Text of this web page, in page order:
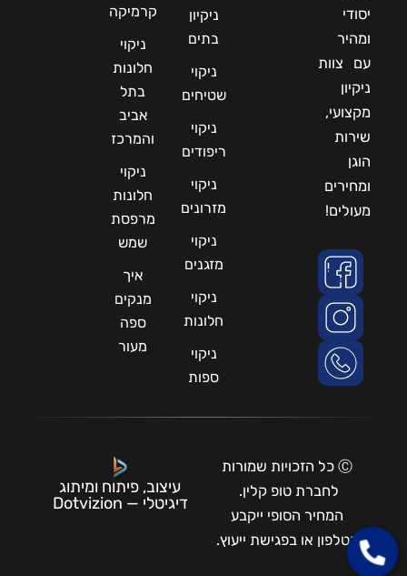
יסודי
ומהיר
עם צוות
ניקיון
מקצועי,
שירות
הוגן
ומחירים
מעולים!
ניקיון
בתים
ניקוי
שטיחים
ניקוי
ריפודים
ניקוי
מזרונים
ניקוי
מזגנים
ניקוי
חלונות
ניקוי
ספות
קרמיקה
ניקוי
חלונות
בתל
אביב
והמרכז
ניקוי
חלונות
מרפסת
שמש
איך
מנקים
ספה
מעור
Ⓒ כל הזכויות שמורות
לחברת טופ קלין.
המחיר הסופי ייקבע
בטלפון או בפגישת ייעוץ.
עיצוב, פיתוח ומיתוג
דיגיטלי — Dotvizion